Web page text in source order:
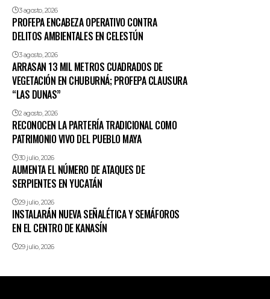
3 agosto, 2026
PROFEPA ENCABEZA OPERATIVO CONTRA
DELITOS AMBIENTALES EN CELESTÚN
3 agosto, 2026
ARRASAN 13 MIL METROS CUADRADOS DE
VEGETACIÓN EN CHUBURNÁ; PROFEPA CLAUSURA
“LAS DUNAS”
2 agosto, 2026
RECONOCEN LA PARTERÍA TRADICIONAL COMO
PATRIMONIO VIVO DEL PUEBLO MAYA
30 julio, 2026
AUMENTA EL NÚMERO DE ATAQUES DE
SERPIENTES EN YUCATÁN
29 julio, 2026
INSTALARÁN NUEVA SEÑALÉTICA Y SEMÁFOROS
EN EL CENTRO DE KANASÍN
29 julio, 2026